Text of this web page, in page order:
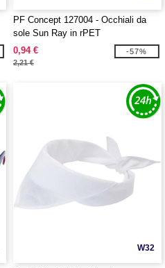
PF Concept 127004 - Occhiali da
sole Sun Ray in rPET
0,94 €
2,21 €
-57%
W32